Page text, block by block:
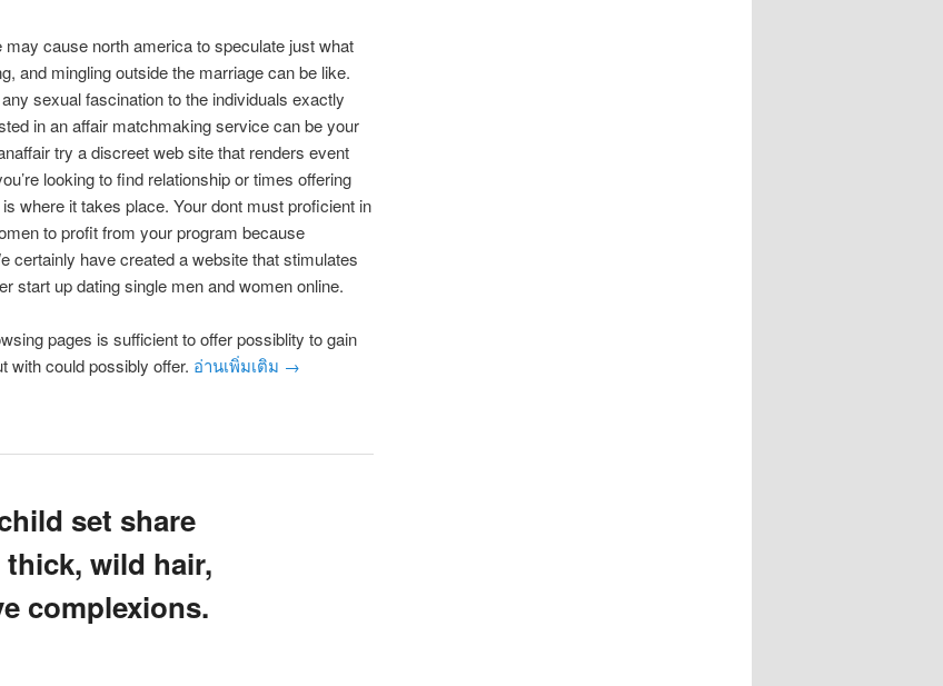
cause north america to speculate just what
and mingling outside the marriage can be like.
sexual fascination to the individuals exactly
in an affair matchmaking service can be your
try a discreet web site that renders event
looking to find relationship or times offering
where it takes place. Your dont must proficient in
to profit from your program because
certainly have created a website that stimulates
start up dating single men and women online.
pages is sufficient to offer possiblity to gain
with could possibly offer. อ่านเพิ่มเติม →
set share
wild hair,
complexions.